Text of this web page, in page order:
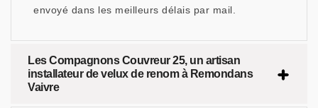
envoyé dans les meilleurs délais par mail.
Les Compagnons Couvreur 25, un artisan
installateur de velux de renom à Remondans
Vaivre